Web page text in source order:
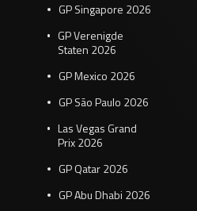
GP Singapore 2026
GP Verenigde
Staten 2026
GP Mexico 2026
GP São Paulo 2026
Las Vegas Grand
Prix 2026
GP Qatar 2026
GP Abu Dhabi 2026